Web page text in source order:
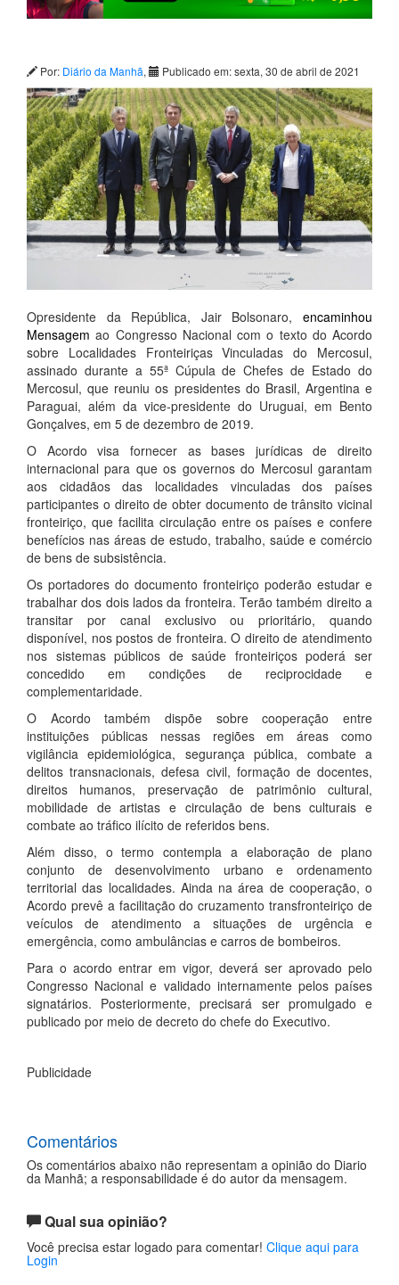
Por: Diário da Manhã, Publicado em: sexta, 30 de abril de 2021
Opresidente da República, Jair Bolsonaro, encaminhou
Mensagem ao Congresso Nacional com o texto do Acordo
sobre Localidades Fronteiriças Vinculadas do Mercosul,
assinado durante a 55ª Cúpula de Chefes de Estado do
Mercosul, que reuniu os presidentes do Brasil, Argentina e
Paraguai, além da vice-presidente do Uruguai, em Bento
Gonçalves, em 5 de dezembro de 2019.
O Acordo visa fornecer as bases jurídicas de direito
internacional para que os governos do Mercosul garantam
aos cidadãos das localidades vinculadas dos países
participantes o direito de obter documento de trânsito vicinal
fronteiriço, que facilita circulação entre os países e confere
benefícios nas áreas de estudo, trabalho, saúde e comércio
de bens de subsistência.
Os portadores do documento fronteiriço poderão estudar e
trabalhar dos dois lados da fronteira. Terão também direito a
transitar por canal exclusivo ou prioritário, quando
disponível, nos postos de fronteira. O direito de atendimento
nos sistemas públicos de saúde fronteiriços poderá ser
concedido em condições de reciprocidade e
complementaridade.
O Acordo também dispõe sobre cooperação entre
instituições públicas nessas regiões em áreas como
vigilância epidemiológica, segurança pública, combate a
delitos transnacionais, defesa civil, formação de docentes,
direitos humanos, preservação de patrimônio cultural,
mobilidade de artistas e circulação de bens culturais e
combate ao tráfico ilícito de referidos bens.
Além disso, o termo contempla a elaboração de plano
conjunto de desenvolvimento urbano e ordenamento
territorial das localidades. Ainda na área de cooperação, o
Acordo prevê a facilitação do cruzamento transfronteiriço de
veículos de atendimento a situações de urgência e
emergência, como ambulâncias e carros de bombeiros.
Para o acordo entrar em vigor, deverá ser aprovado pelo
Congresso Nacional e validado internamente pelos países
signatários. Posteriormente, precisará ser promulgado e
publicado por meio de decreto do chefe do Executivo.
Publicidade
Comentários
Os comentários abaixo não representam a opinião do Diario
da Manhã; a responsabilidade é do autor da mensagem.
Qual sua opinião?
Você precisa estar logado para comentar! Clique aqui para
Login